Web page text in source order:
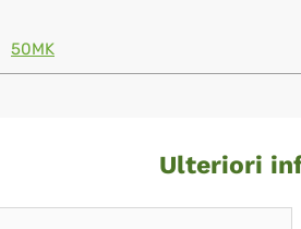
50MK
Ulteriori